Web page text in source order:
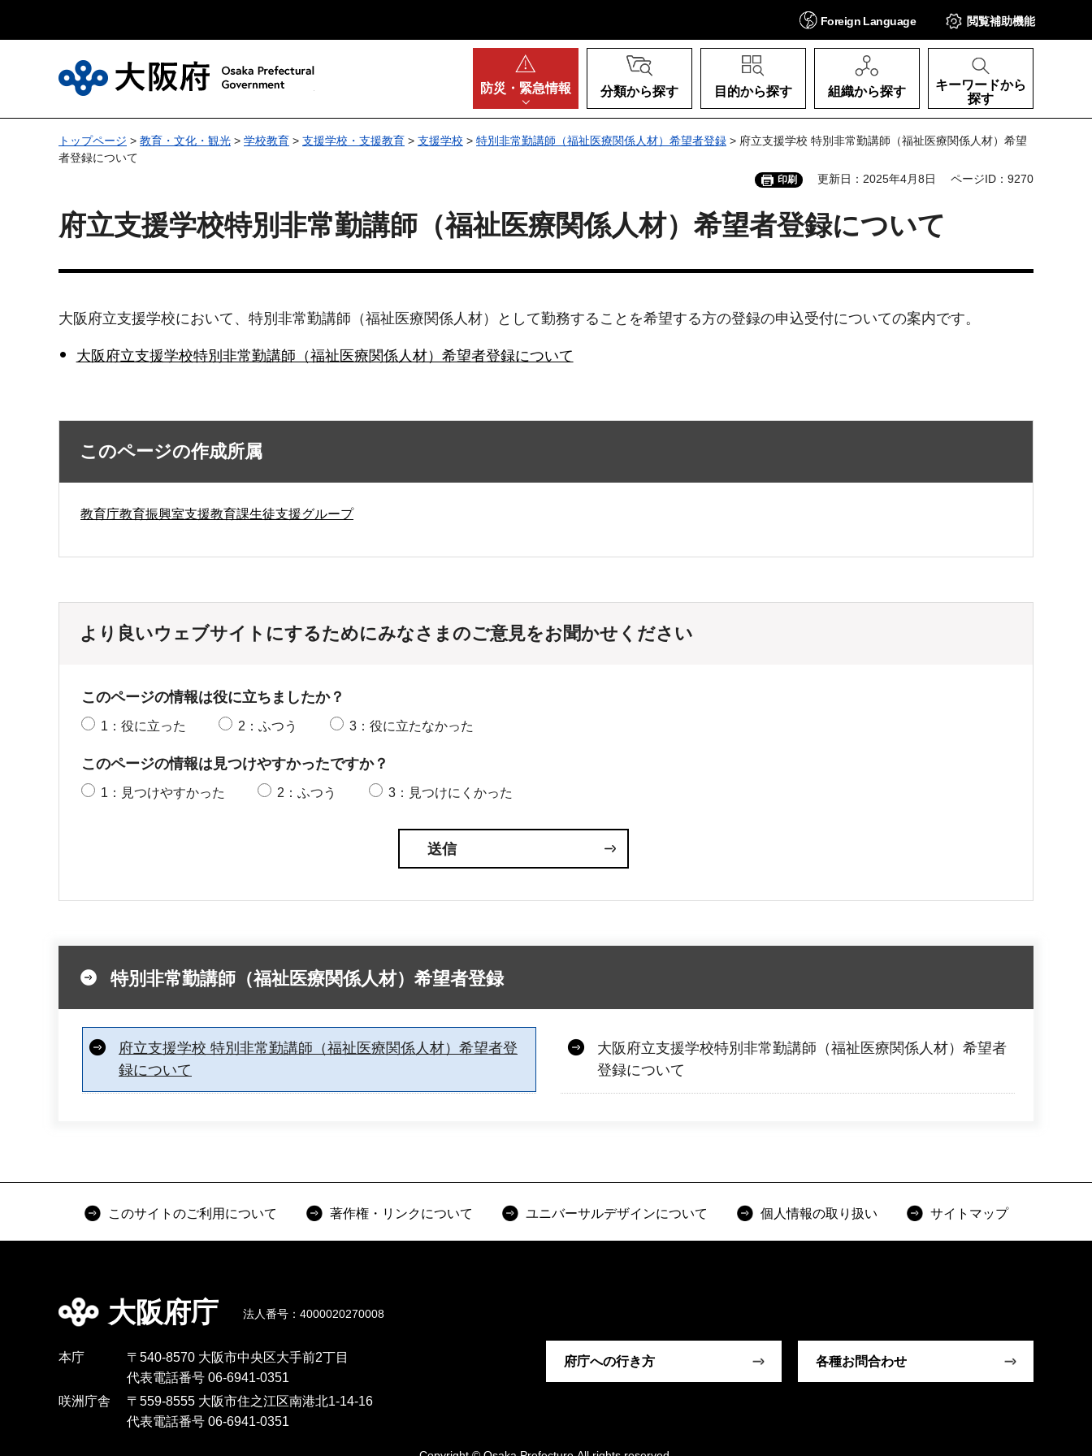
Foreign Language 閲覧補助機能
防災・ 緊急情報 分類から探す 目的から探す 組織から探す
キーワードから
探す
トップページ > 教育・文化・観光 > 学校教育 > 支援学校・支援教育 > 支援学校 > 特別非常勤講師（福祉医療関係人材）希望者登録 > 府立支援学校 特別非常勤講師（福祉医療関係人材）希望
者登録について
印刷 更新日：2025年4月8日 ページID：9270
府立支援学校特別非常勤講師（福祉医療関係人材）希望者登録について
大阪府立支援学校において、特別非常勤講師（福祉医療関係人材）として勤務することを希望する方の登録の申込受付についての案内です。
大阪府立支援学校特別非常勤講師（福祉医療関係人材）希望者登録について
このページの作成所属
教育庁教育振興室支援教育課生徒支援グループ
より良いウェブサイトにするためにみなさまのご意見をお聞かせください
このページの情報は役に立ちましたか？
1：役に立った 2：ふつう 3：役に立たなかった
このページの情報は見つけやすかったですか？
1：見つけやすかった 2：ふつう 3：見つけにくかった
特別非常勤講師（福祉医療関係人材）希望者登録
府立支援学校 特別非常勤講師（福祉医療関係人材）希望者登
録について
大阪府立支援学校特別非常勤講師（福祉医療関係人材）希望者
登録について
このサイトのご利用について 著作権・リンクについて ユニバーサルデザインについて 個人情報の取り扱い サイトマップ
大阪府庁 法人番号：4000020270008
本庁
〒540-8570 大阪市中央区大手前2丁目
代表電話番号 06-6941-0351
咲洲庁舎
〒559-8555 大阪市住之江区南港北1-14-16
代表電話番号 06-6941-0351
府庁への行き方 各種お問合わせ